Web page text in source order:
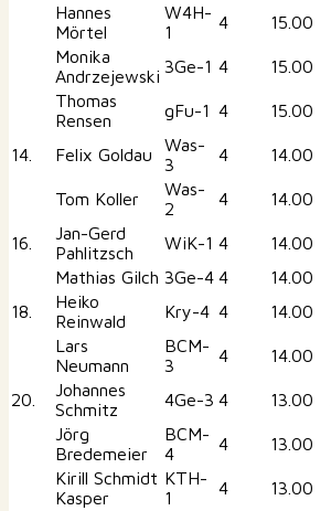
Hannes
Mörtel
W4H-
1
4 15.00
Monika
Andrzejewski 3Ge-1 4 15.00
Thomas
Rensen
gFu-1 4 15.00
14. Felix Goldau
Was-
3
4 14.00
Tom Koller
Was-
2
4 14.00
16.
Jan-Gerd
Pahlitzsch
WiK-1 4 14.00
Mathias Gilch 3Ge-4 4 14.00
18.
Heiko
Reinwald
Kry-4 4 14.00
Lars
Neumann
BCM-
3
4 14.00
20.
Johannes
Schmitz
4Ge-3 4 13.00
Jörg
Bredemeier
BCM-
4
4 13.00
Kirill Schmidt
Kasper
KTH-
1
4 13.00